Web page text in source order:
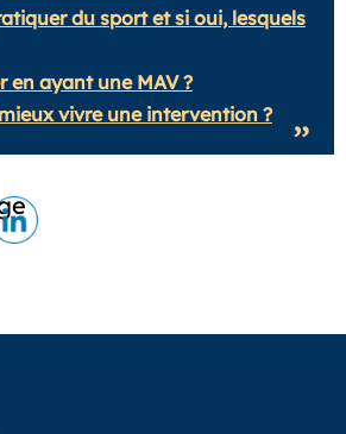
du sport et si oui, lesquels
en ayant une MAV ?
vivre une intervention ?